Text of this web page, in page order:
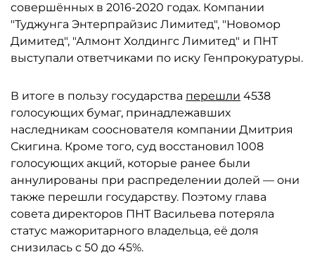
совершённых в 2016-2020 годах. Компании
"Туджунга Энтерпрайзис Лимитед", "Новомор
Димитед", "Алмонт Холдингс Лимитед" и ПНТ
выступали ответчиками по иску Генпрокуратуры.
В итоге в пользу государства перешли 4538
голосующих бумаг, принадлежавших
наследникам сооснователя компании Дмитрия
Скигина. Кроме того, суд восстановил 1008
голосующих акций, которые ранее были
аннулированы при распределении долей — они
также перешли государству. Поэтому глава
совета директоров ПНТ Васильева потеряла
статус мажоритарного владельца, её доля
снизилась с 50 до 45%.